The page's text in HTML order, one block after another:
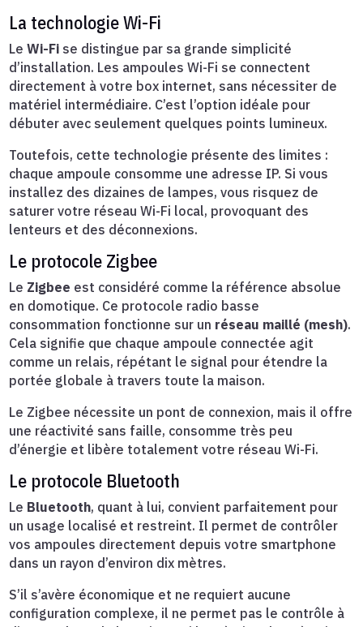
La technologie Wi-Fi
LeWi-Fi se distingue par sa grande simplicité
d’installation. Les ampoules Wi-Fi se connectent
directement à votre box internet, sans nécessiter de
matériel intermédiaire. C’est l’option idéale pour
débuter avec seulement quelques points lumineux.
Toutefois, cette technologie présente des limites :
chaque ampoule consomme une adresse IP. Si vous
installez des dizaines de lampes, vous risquez de
saturer votre réseau Wi-Fi local, provoquant des
lenteurs et des déconnexions.
Le protocole Zigbee
Le Zigbee est considéré comme la référence absolue
en domotique. Ce protocole radio basse
consommation fonctionne sur un réseau maillé (mesh).
Cela signifie que chaque ampoule connectée agit
comme un relais, répétant le signal pour étendre la
portée globale à travers toute la maison.
Le Zigbee nécessite un pont de connexion, mais il offre
une réactivité sans faille, consomme très peu
d’énergie et libère totalement votre réseau Wi-Fi.
Le protocole Bluetooth
Le Bluetooth, quant à lui, convient parfaitement pour
un usage localisé et restreint. Il permet de contrôler
vos ampoules directement depuis votre smartphone
dans un rayon d’environ dix mètres.
S’il s’avère économique et ne requiert aucune
configuration complexe, il ne permet pas le contrôle à